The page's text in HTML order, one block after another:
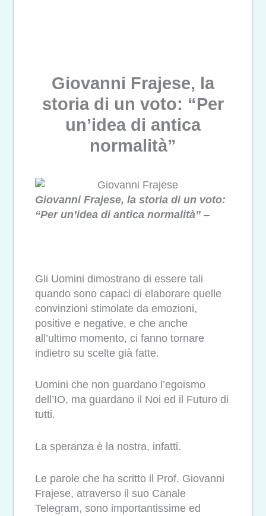
Giovanni Frajese, la
storia di un voto: “Per
un’idea di antica
normalità”
Giovanni Frajese, la storia di un voto:
“Per un’idea di antica normalità” –
Gli Uomini dimostrano di essere tali
quando sono capaci di elaborare quelle
convinzioni stimolate da emozioni,
positive e negative, e che anche
all’ultimo momento, ci fanno tornare
indietro su scelte già fatte.
Uomini che non guardano l’egoismo
dell’IO, ma guardano il Noi ed il Futuro di
tutti.
La speranza è la nostra, infatti.
Le parole che ha scritto il Prof. Giovanni
Frajese, atraverso il suo Canale
Telegram, sono importantissime ed